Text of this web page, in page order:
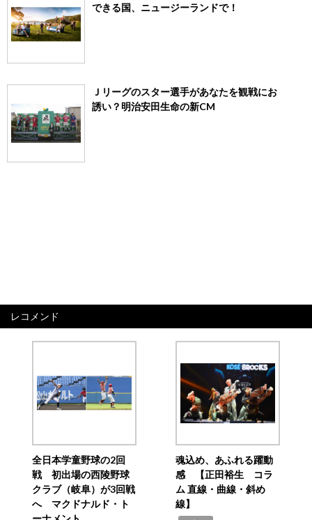
できる国、ニュージーランドで！
Ｊリーグのスター選手があなたを観戦にお
誘い？明治安田生命の新CM
レコメンド
全日本学童野球の2回
戦 初出場の西陵野球
クラブ（岐阜）が3回戦
へ マクドナルド・ト
魂込め、あふれる躍動
感 【正田裕生 コラ
ム 直線・曲線・斜め
線】